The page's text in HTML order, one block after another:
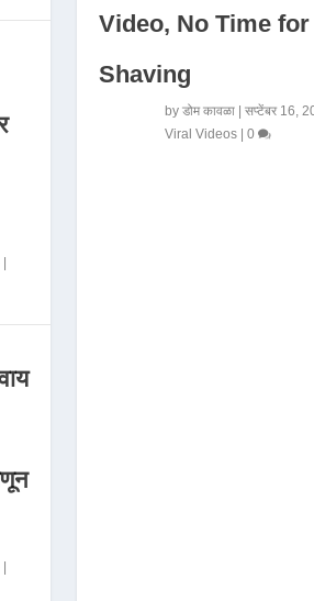
Video, No Time for
Shaving
by डोम कावळा| सप्टेंबर 16,
Viral Videos| 0